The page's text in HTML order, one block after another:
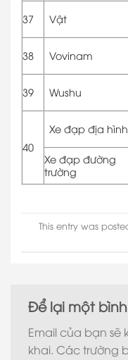
37 Vật
38 Vovinam
39 Wushu
40
Xe đạp địa hình
Xe đạp đường
trường
This entry was
Để lại một
Email của bạn sẽ
khai. Các trường